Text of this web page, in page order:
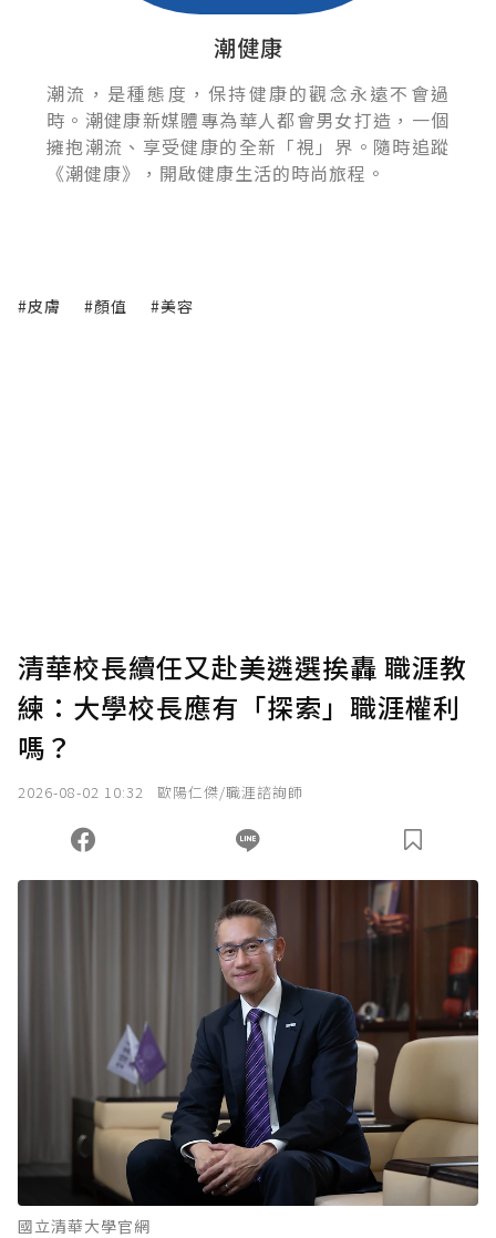
潮健康
潮流，是種態度，保持健康的觀念永遠不會過
時。潮健康新媒體專為華人都會男女打造，一個
擁抱潮流、享受健康的全新「視」界。隨時追蹤
《潮健康》，開啟健康生活的時尚旅程。
#皮膚 #顏值 #美容
清華校長續任又赴美遴選挨轟 職涯教
練：大學校長應有「探索」職涯權利
嗎？
2026-08-02 10:32 歐陽仁傑/職涯諮詢師
國立清華大學官網